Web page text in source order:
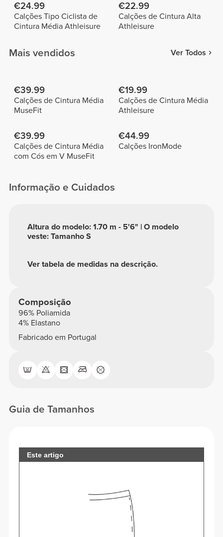
€24.99
Calções Tipo Ciclista de
Cintura Média Athleisure
€22.99
Calções de Cintura Alta
Athleisure
Mais vendidos Ver Todos
€39.99
Calções de Cintura Média
MuseFit
€19.99
Calções de Cintura Média
Athleisure
€39.99
Calções de Cintura Média
com Cós em V MuseFit
€44.99
Calções IronMode
Informação e Cuidados
Ver tabela de medidas na descrição.
Altura do modelo: 1.70 m - 5'6" | O modelo
veste: Tamanho S
Composição
96% Poliamida
4% Elastano
Fabricado em Portugal
Guia de Tamanhos
Este artigo